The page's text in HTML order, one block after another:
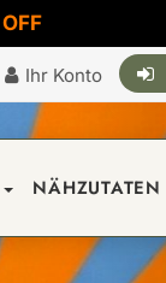
Ihr Konto
NÄHZUTATEN